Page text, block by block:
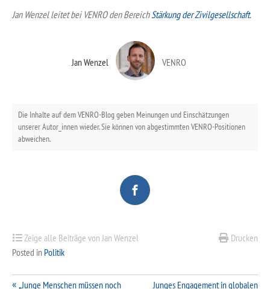
Jan Wenzel leitet bei VENRO den BereichStärkung der Zivilgesellschaft.
Jan Wenzel VENRO
Die Inhalte auf dem VENRO-Blog geben Meinungen und Einschätzungen
unserer Autor_innen wieder. Sie können von abgestimmten VENRO-Positionen
abweichen.
Drucken
Zeige alle Beiträge von Jan Wenzel
Posted in Politik
Beitragsnavigation
„Junge Menschen müssen noch
Junges Engagement in globalen